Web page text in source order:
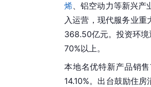
烯、铝空动力等新兴产
入运营，现代服务业
368.50亿元。投资环境
70%以上。
本地名优特新产品销
14.10%。出台鼓励住